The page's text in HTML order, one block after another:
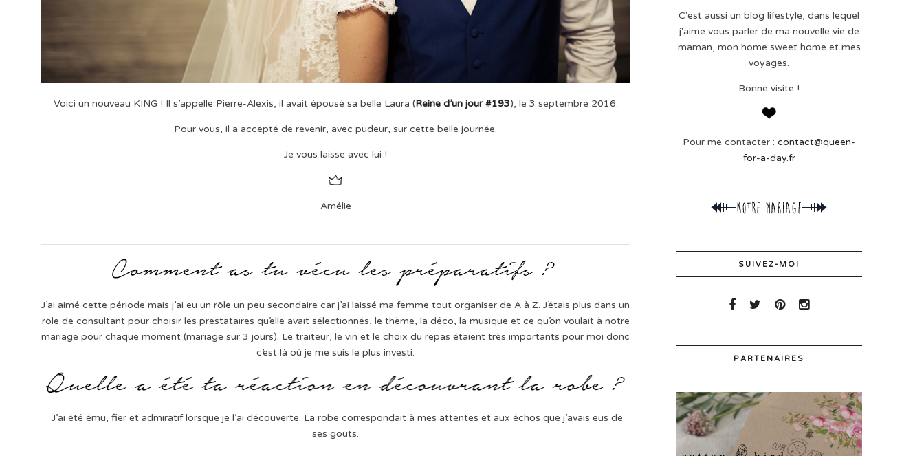
Voici un nouveau KING ! Il s’appelle Pierre-Alexis, il avait épousé sa belle Laura (Reine d’un jour #193), le 3 septembre 2016.
Pour vous, il a accepté de revenir, avec pudeur, sur cette belle journée.
Je vous laisse avec lui !
Amélie
J’ai aimé cette période mais j’ai eu un rôle un peu secondaire car j’ai laissé ma femme tout organiser de A à Z. J’étais plus dans un
rôle de consultant pour choisir les prestataires qu’elle avait sélectionnés, le thème, la déco, la musique et ce qu’on voulait à notre
mariage pour chaque moment (mariage sur 3 jours). Le traiteur, le vin et le choix du repas étaient très importants pour moi donc
c’est là où je me suis le plus investi.
J’ai été ému, fier et admiratif lorsque je l’ai découverte. La robe correspondait à mes attentes et aux échos que j’avais eus de
ses goûts.
C'est aussi un blog lifestyle, dans lequel
j'aime vous parler de ma nouvelle vie de
maman, mon home sweet home et mes
voyages.
Bonne visite !
Pour me contacter :contact@queen-
for-a-day.fr
SUIVEZ-MOI
PARTENAIRES